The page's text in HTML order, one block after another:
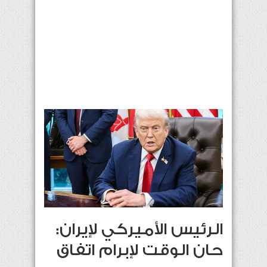
الرئيس الأميركي لإيران:
حان الوقت لإبرام اتفاق